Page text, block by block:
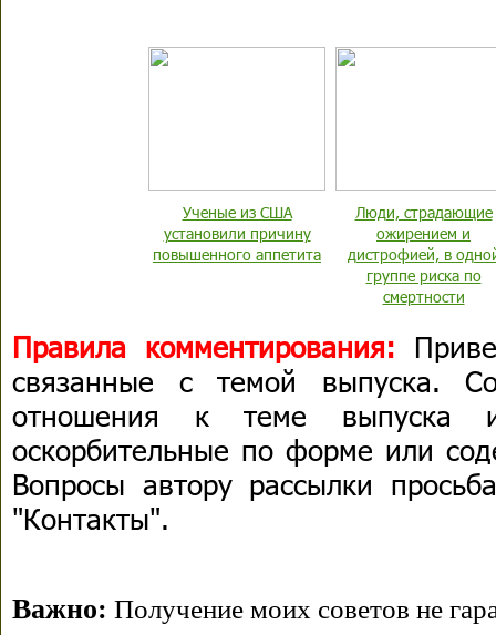
Ученые из США
установили причину
повышенного аппетита
Люди, страдающие
ожирением и
дистрофией, в
группе риска по
смертности
Правила комментирования:
связанные с темой выпуска.
отношения к теме выпуска
оскорбительные по форме или
Вопросы автору рассылки
"Контакты".
Важно: Получение моих советов не